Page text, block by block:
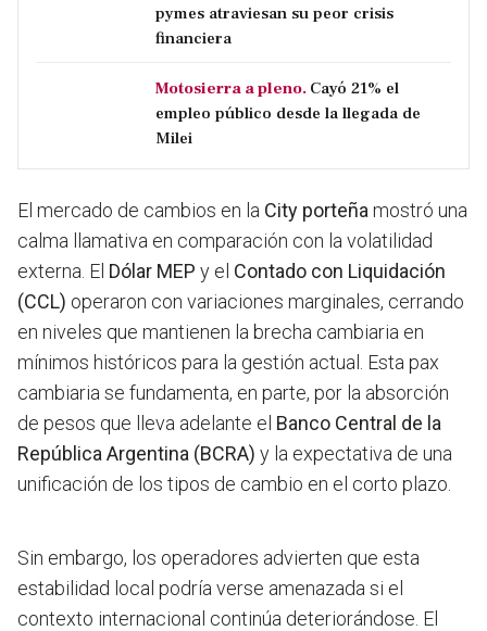
pymes atraviesan su peor crisis
financiera
Motosierra a pleno. Cayó 21% el
empleo público desde la llegada de
Milei
El mercado de cambios en la City porteña mostró una
calma llamativa en comparación con la volatilidad
externa. El Dólar MEP y el Contado con Liquidación
(CCL) operaron con variaciones marginales, cerrando
en niveles que mantienen la brecha cambiaria en
mínimos históricos para la gestión actual. Esta pax
cambiaria se fundamenta, en parte, por la absorción
de pesos que lleva adelante el Banco Central de la
República Argentina (BCRA) y la expectativa de una
unificación de los tipos de cambio en el corto plazo.
Sin embargo, los operadores advierten que esta
estabilidad local podría verse amenazada si el
contexto internacional continúa deteriorándose. El